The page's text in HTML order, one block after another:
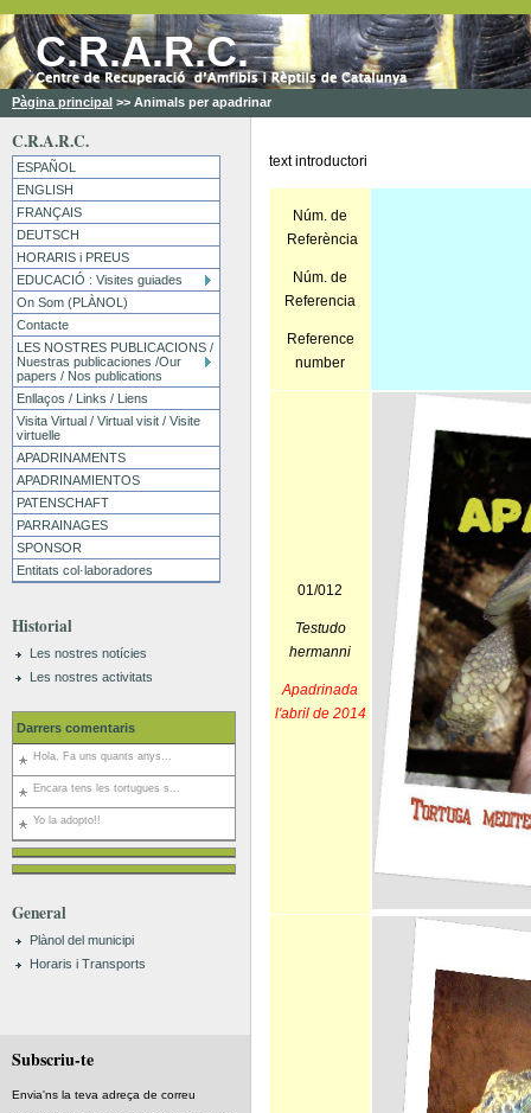
C.R.A.R.C.
Pàgina principal >> Animals per apadrinar
C.R.A.R.C.
ESPAÑOL
ENGLISH
FRANÇAIS
DEUTSCH
HORARIS i PREUS
EDUCACIÓ : Visites guiades
On Som (PLÀNOL)
Contacte
LES NOSTRES PUBLICACIONS /
Nuestras publicaciones /Our
papers / Nos publications
Enllaços / Links / Liens
Visita Virtual / Virtual visit / Visite
virtuelle
APADRINAMENTS
APADRINAMIENTOS
PATENSCHAFT
PARRAINAGES
SPONSOR
Entitats col·laboradores
Historial
Les nostres notícies
Les nostres activitats
Darrers comentaris
Hola, Fa uns quants anys...
Encara tens les tortugues s...
Yo la adopto!!
General
Plànol del municipi
Horaris i Transports
Subscriu-te
Envia'ns la teva adreça de correu
text introductori
Núm. de
Referència
Núm. de
Referencia
Reference
number
01/012
Testudo
hermanni
Apadrinada
l'abril de 2014